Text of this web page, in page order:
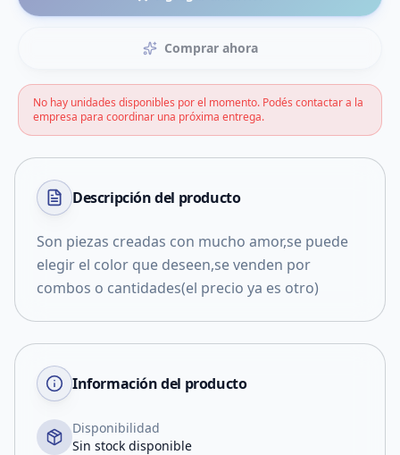
Comprar ahora
No hay unidades disponibles por el momento. Podés contactar a la
empresa para coordinar una próxima entrega.
Descripción del producto
Son piezas creadas con mucho amor,se puede
elegir el color que deseen,se venden por
combos o cantidades(el precio ya es otro)
Información del producto
Disponibilidad
Sin stock disponible